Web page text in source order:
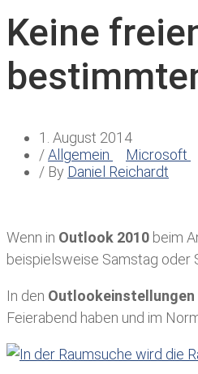
Keine
1. August 2014
/Allgemein Microsoft
/ By Daniel Reichardt
Wenn in Outlook 2010 beim
beispielsweise Samstag oder
In den Outlookeinstellungen
Feierabend haben und im